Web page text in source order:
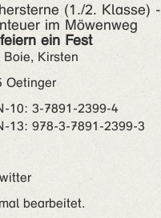
(1./2. Klasse) -
im Möwenweg
ein Fest
Boie, Kirsten
Oetinger
3-7891-2399-4
978-3-7891-2399-3
bearbeitet.